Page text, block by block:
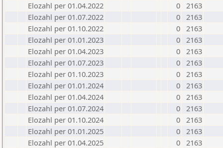
Elozahl per 01.04.2022
0 2163
Elozahl per 01.07.2022
0 2163
Elozahl per 01.10.2022
0 2163
Elozahl per 01.01.2023
0 2163
Elozahl per 01.04.2023
0 2163
Elozahl per 01.07.2023
0 2163
Elozahl per 01.10.2023
0 2163
Elozahl per 01.01.2024
0 2163
Elozahl per 01.04.2024
0 2163
Elozahl per 01.07.2024
0 2163
Elozahl per 01.10.2024
0 2163
Elozahl per 01.01.2025
0 2163
Elozahl per 01.04.2025
0 2163